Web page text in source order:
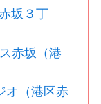
坂３丁
赤坂（港
オ（港区赤